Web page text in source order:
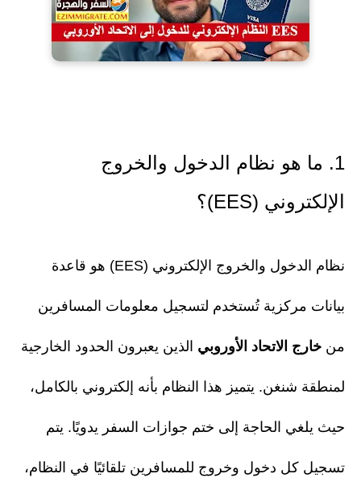
1. ما هو نظام الدخول والخروج
الإلكتروني (EES)؟
نظام الدخول والخروج الإلكتروني (EES) هو قاعدة
بيانات مركزية تُستخدم لتسجيل معلومات المسافرين
من خارج الاتحاد الأوروبي الذين يعبرون الحدود الخارجية
لمنطقة شنغن. يتميز هذا النظام بأنه إلكتروني بالكامل،
حيث يلغي الحاجة إلى ختم جوازات السفر يدويًا. يتم
تسجيل كل دخول وخروج للمسافرين تلقائيًا في النظام،